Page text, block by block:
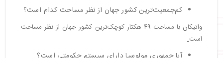
کم‌جمعیت‌ترین کشور جهان از نظر مساحت کدام است؟
واتیکان با مساحت ۴۹ هکتار کوچک‌ترین کشور جهان از نظر مساحت
است.